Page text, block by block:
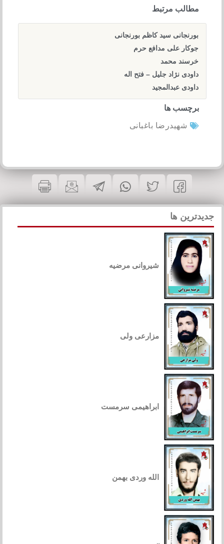
مطالب مرتبط
بورنجانی سید کاظم بورنجانی
جوکار علی مدافع حرم
خرسند محمد
داودی نژاد جلیل – فتح اله
داودی عبدالمجید
برچسب ها
شهیدرضا باغبانی
جدیدترین ها
شیروانی مرضیه
مزارعی ولی
ابراهیمی سرمست
الله وردی بهمن